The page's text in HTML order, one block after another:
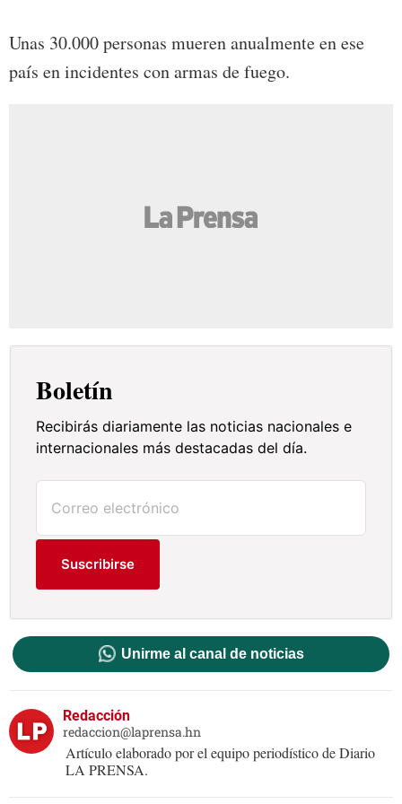
Unas 30.000 personas mueren anualmente en ese
país en incidentes con armas de fuego.
Boletín
Recibirás diariamente las noticias nacionales e
internacionales más destacadas del día.
Suscribirse
Unirme al canal de noticias
Redacción
redaccion@laprensa.hn
Artículo elaborado por el equipo periodístico de Diario
LA PRENSA.